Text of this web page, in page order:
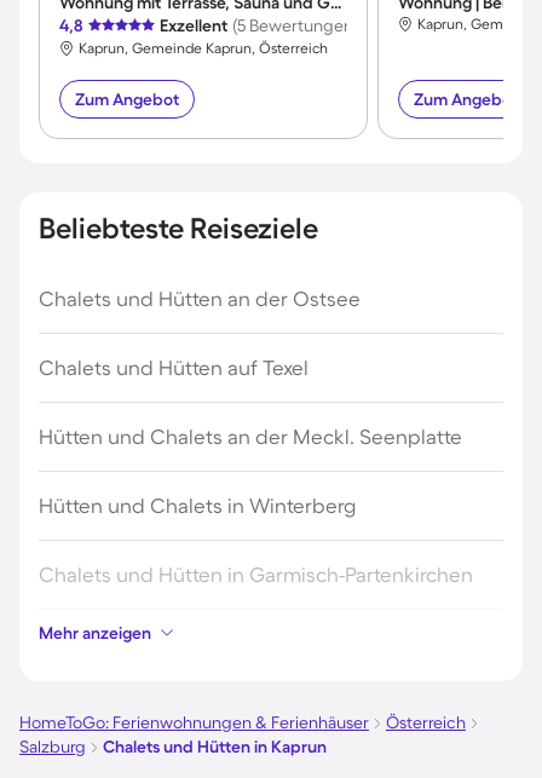
4,8
Exzellent (5 Bewertungen)
Kaprun, Gemeinde Kaprun, Österreich
Zum Angebot
Kaprun,
Zum Angebot
Beliebteste Reiseziele
Chalets und Hütten an der Ostsee
Chalets und Hütten auf Texel
Hütten und Chalets an der Meckl. Seenplatte
Hütten und Chalets in Winterberg
Chalets und Hütten in Garmisch-Partenkirchen
Chalets und Hütten in Sölden
Chalets und Hütten in Zandvoort
Mehr anzeigen
HomeToGo: Ferienwohnungen & Ferienhäuser
Österreich
Salzburg
Chalets und Hütten in Kaprun